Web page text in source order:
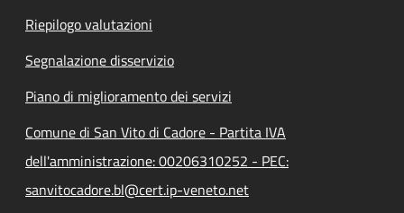
Riepilogo valutazioni
Segnalazione disservizio
Piano di miglioramento dei servizi
Comune di San Vito di Cadore - Partita IVA
dell'amministrazione: 00206310252 - PEC:
sanvitocadore.bl@cert.ip-veneto.net